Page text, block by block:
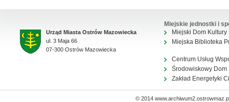
Urząd Miasta Ostrów Mazowiecka
ul. 3 Maja 66
07-300 Ostrów Mazowiecka
Miejskie jednostki i
Miejski Dom Kultury
Miejska Biblioteka
Centrum Usług
Środowiskowy Dom
Zakład Energetyki
© 2014